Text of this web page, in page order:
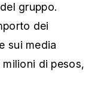
gruppo.
dei
sui media
di pesos,